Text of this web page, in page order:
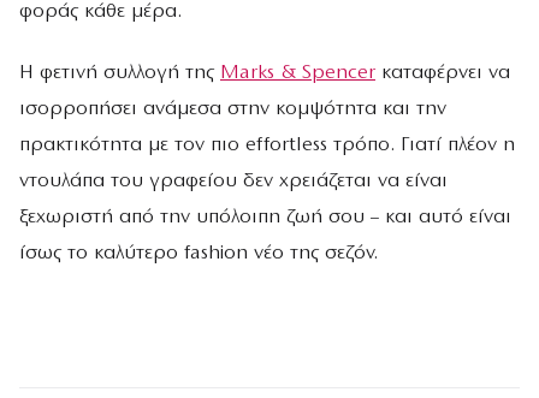
φοράς κάθε μέρα.
Η φετινή συλλογή της Marks & Spencer καταφέρνει να
ισορροπήσει ανάμεσα στην κομψότητα και την
πρακτικότητα με τον πιο effortless τρόπο. Γιατί πλέον η
ντουλάπα του γραφείου δεν χρειάζεται να είναι
ξεχωριστή από την υπόλοιπη ζωή σου – και αυτό είναι
ίσως το καλύτερο fashion νέο της σεζόν.